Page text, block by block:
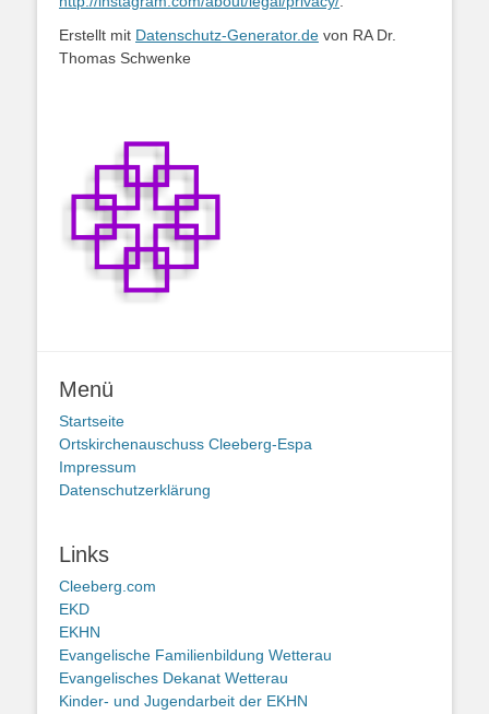
Erstellt mit Datenschutz-Generator.de von RA Dr.
Thomas Schwenke
Menü
Startseite
Ortskirchenauschuss Cleeberg-Espa
Impressum
Datenschutzerklärung
Links
Cleeberg.com
EKD
EKHN
Evangelische Familienbildung Wetterau
Evangelisches Dekanat Wetterau
Kinder- und Jugendarbeit der EKHN